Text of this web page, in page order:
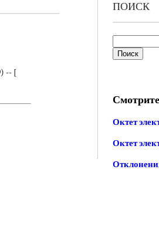
-- [
ПОИСК
Октет
Октет